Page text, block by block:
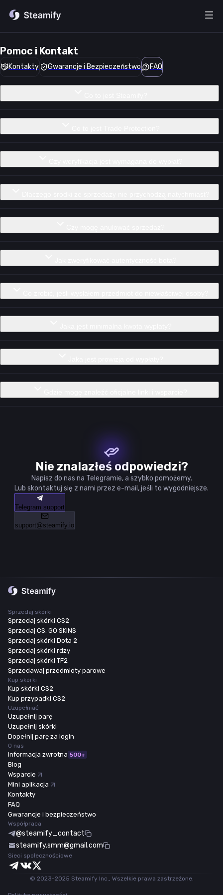
Pomoc i Kontakt
Kontakty Gwarancje i Bezpieczeństwo FAQ
Nie znalazłeś odpowiedzi?
Napisz do nas na Telegramie, a szybko pomożemy.
Lub skontaktuj się z nami przez e-mail, jeśli to wygodniejsze.
Telegram support
support@steamify.io
Sprzedaj skórki
Sprzedaj skórki CS2
Sprzedaj CS: GO SKINS
Sprzedaj skórki Dota 2
Sprzedaj skórki rdzy
Sprzedaj skórki TF2
Sprzedawaj przedmioty parowe
Kup skórki
Kup skórki CS2
Kup przypadki CS2
Uzupełniać
Uzupełnij parę
Uzupełnij skórki
Dopełnij parę za login
O nas
Informacja zwrotna 500+
Blog
Wsparcie
Mini aplikacja
Kontakty
FAQ
Gwarancje i bezpieczeństwo
Współpraca
@steamify_contact
steamify.smm@gmail.com
Sieci społecznościowe
© 2023-2025 Steamify Inc., Wszelkie prawa zastrzeżone.